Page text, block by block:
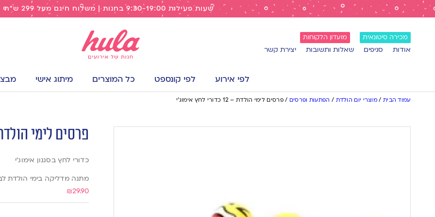
שעות פעילות 9:30-19:00 בחנות | משלוח חינם מעל 299 ש"ח
מכירה סיטונאית מועדון הלקוחות
אודות סניפים שאלות ותשובות יצירת קשר
לפי אירוע לפי קונספט כל המוצרים מיתוג אישי
עמוד הבית / מוצרי יום הולדת / הפתעות ופרסים /פרסים לימי הולדת – 12 כדורי לחץ אימוג׳י
פרסים לימי הולדת – 12 כדורי
כדורי לחץ בסגנון אימוג׳י
מתנה מדליקה בימי הולדת
₪29.90